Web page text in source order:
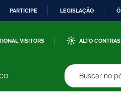
PARTICIPE LEGISLAÇÃO
VISITORS ALTO
Buscar no